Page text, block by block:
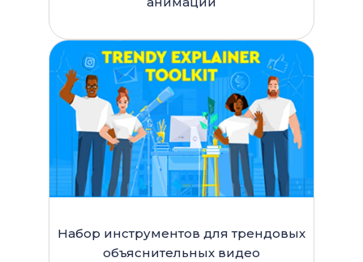
Набор инструментов для трендовых
объяснительных видео